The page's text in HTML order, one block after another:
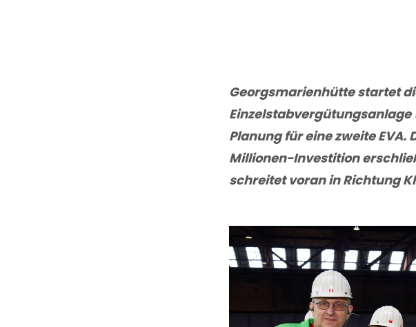
Georgsmarienhütte startet
Einzelstabvergütungsanlage
Planung für eine zweite
Millionen-Investition
schreitet voran in Richtung